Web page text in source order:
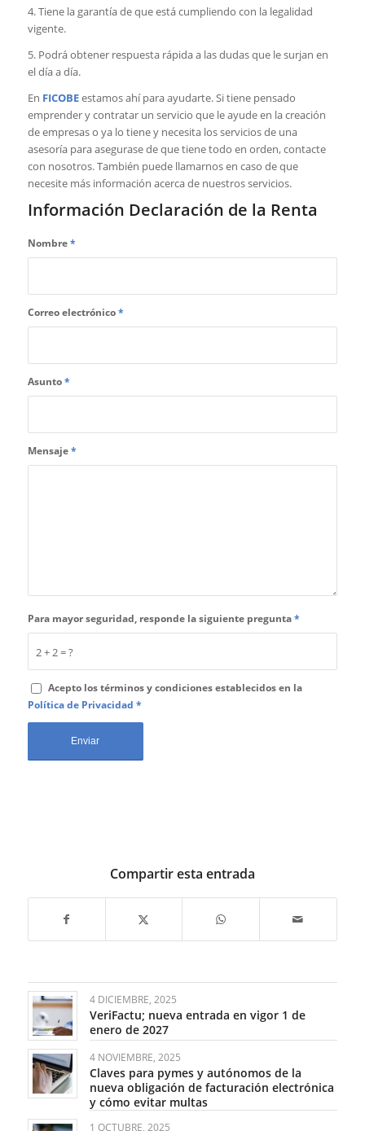
4. Tiene la garantía de que está cumpliendo con la legalidad
vigente.
5. Podrá obtener respuesta rápida a las dudas que le surjan en
el día a día.
En FICOBEestamos ahí para ayudarte. Si tiene pensado
emprender y contratar un servicio que le ayude en la creación
de empresas o ya lo tiene y necesita los servicios de una
asesoría para asegurase de que tiene todo en orden, contacte
con nosotros. También puede llamarnos en caso de que
necesite más información acerca de nuestros servicios.
Información Declaración de la Renta
Nombre*
Correo electrónico*
Asunto*
Mensaje*
2 + 2 = ?
Para mayor seguridad, responde la siguiente pregunta*
Acepto los términos y condiciones establecidos en la
Política de Privacidad *
Compartir esta entrada
4 DICIEMBRE, 2025
VeriFactu; nueva entrada en vigor 1 de
enero de 2027
4 NOVIEMBRE, 2025
Claves para pymes y autónomos de la
nueva obligación de facturación electrónica
y cómo evitar multas
1 OCTUBRE, 2025